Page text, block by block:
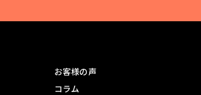
お客様の声
コラム